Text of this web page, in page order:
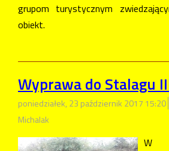
grupom turystycznym
obiekt.
Wyprawa do Stalagu
poniedziałek, 23 październik 2017 15:20
Michalak
W